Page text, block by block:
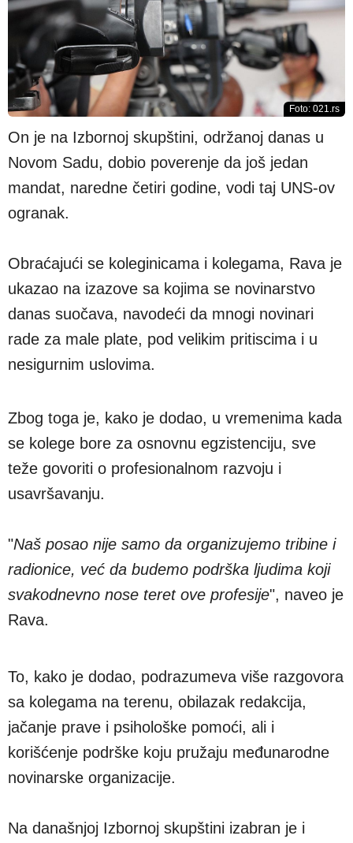
Foto: 021.rs
On je na Izbornoj skupštini, održanoj danas u
Novom Sadu, dobio poverenje da još jedan
mandat, naredne četiri godine, vodi taj UNS-ov
ogranak.
Obraćajući se koleginicama i kolegama, Rava je
ukazao na izazove sa kojima se novinarstvo
danas suočava, navodeći da mnogi novinari
rade za male plate, pod velikim pritiscima i u
nesigurnim uslovima.
Zbog toga je, kako je dodao, u vremenima kada
se kolege bore za osnovnu egzistenciju, sve
teže govoriti o profesionalnom razvoju i
usavršavanju.
"Naš posao nije samo da organizujemo tribine i
radionice, već da budemo podrška ljudima koji
svakodnevno nose teret ove profesije", naveo je
Rava.
To, kako je dodao, podrazumeva više razgovora
sa kolegama na terenu, obilazak redakcija,
jačanje prave i psihološke pomoći, ali i
korišćenje podrške koju pružaju međunarodne
novinarske organizacije.
Na današnjoj Izbornoj skupštini izabran je i